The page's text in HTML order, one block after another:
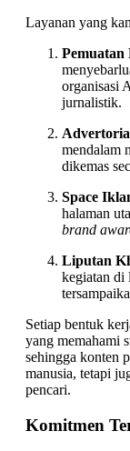
Layanan yang
Pemuatan
organisasi
jurnalistik.
mendalam
dikemas
Space
halaman
brand
Liputan
kegiatan di
Setiap bentuk
yang memahami
sehingga konten
manusia, tetapi
pencari.
Komitmen